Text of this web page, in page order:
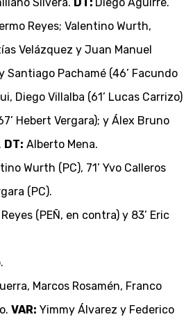
Reyes; Valentino Wurth,
Velázquez y Juan Manuel
Santiago Pachamé (46’ Facundo
Diego Villalba (61’ Lucas Carrizo)
Hebert Vergara); y Álex Bruno
DT: Alberto Mena.
Wurth (PC), 71’ Yvo Calleros
(PC).
(PEÑ, en contra) y 83’ Eric
Marcos Rosamén, Franco
VAR: Yimmy Álvarez y Federico